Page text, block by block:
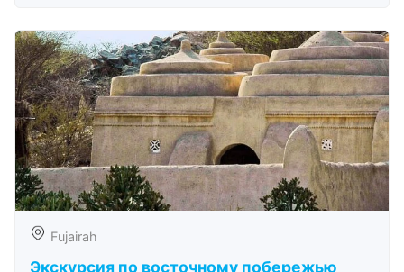
Fujairah
Экскурсия по восточному побережью